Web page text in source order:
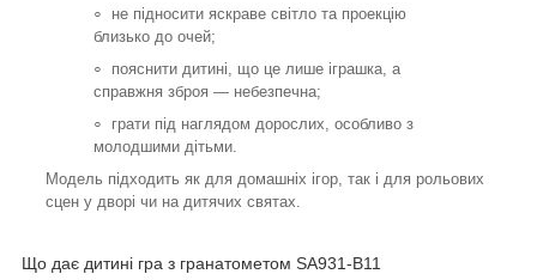
не підносити яскраве світло та проекцію
близько до очей;
пояснити дитині, що це лише іграшка, а
справжня зброя — небезпечна;
грати під наглядом дорослих, особливо з
молодшими дітьми.
Модель підходить як для домашніх ігор, так і для рольових
сцен у дворі чи на дитячих святах.
Що дає дитині гра з гранатометом SA931-B11